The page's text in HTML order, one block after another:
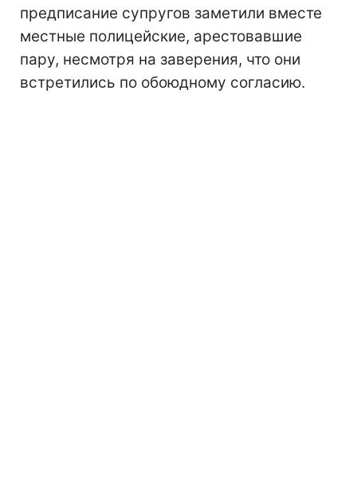
предписание супругов заметили вместе
местные полицейские, арестовавшие
пару, несмотря на заверения, что они
встретились по обоюдному согласию.